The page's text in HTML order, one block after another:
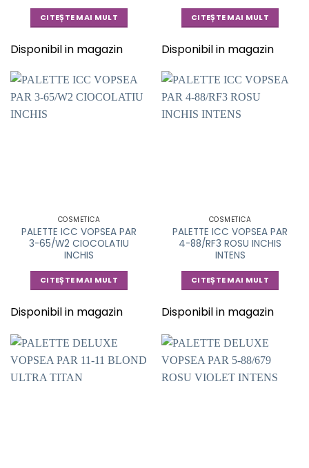
CITEȘTE MAI MULT
Disponibil in magazin
CITEȘTE MAI MULT
Disponibil in magazin
COSMETICA
PALETTE ICC VOPSEA PAR
3-65/W2 CIOCOLATIU
INCHIS
CITEȘTE MAI MULT
Disponibil in magazin
COSMETICA
PALETTE ICC VOPSEA PAR
4-88/RF3 ROSU INCHIS
INTENS
CITEȘTE MAI MULT
Disponibil in magazin